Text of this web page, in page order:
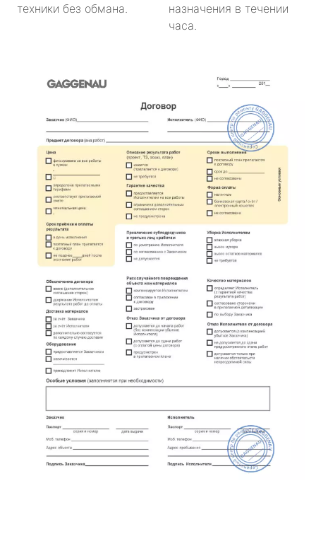
техники без обмана.
назначения в течении
часа.